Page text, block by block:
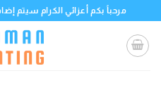
مرحباً بكم أعزائي الكرام سيتم